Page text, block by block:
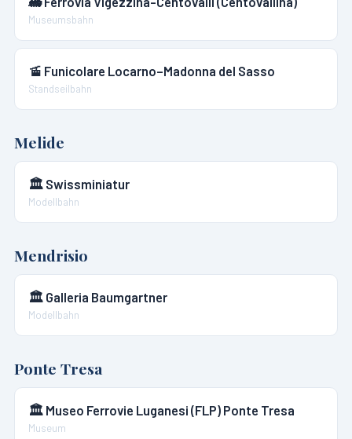
Museumsbahn
🚡 Funicolare Locarno–Madonna del Sasso
Standseilbahn
Melide
🏛️ Swissminiatur
Modellbahn
Mendrisio
🏛️ Galleria Baumgartner
Modellbahn
Ponte Tresa
🏛️ Museo Ferrovie Luganesi (FLP) Ponte Tresa
Museum